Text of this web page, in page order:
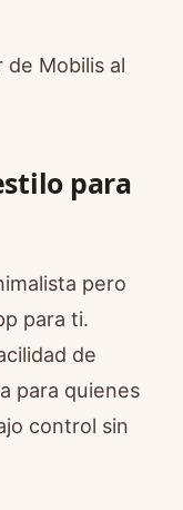
de Mobilis al
para
pero
para ti.
de
para quienes
control sin